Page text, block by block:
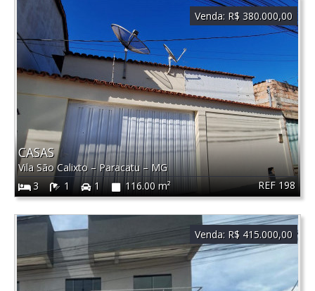
REF 198
CASAS
Vila São Calixto–Paracatu–MG
3
1 1 116.00 m²
Venda: R$ 380.000,00
Venda: R$ 415.000,00